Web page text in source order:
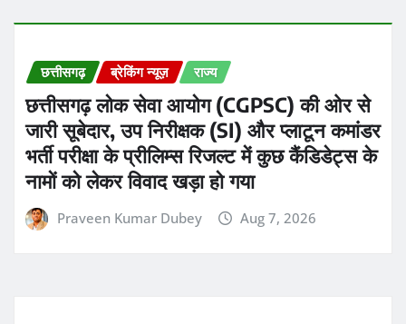
छत्तीसगढ़ ब्रेकिंग न्यूज़ राज्य
छत्तीसगढ़ लोक सेवा आयोग (CGPSC) की ओर से
जारी सूबेदार, उप निरीक्षक (SI) और प्लाटून कमांडर
भर्ती परीक्षा के प्रीलिम्स रिजल्ट में कुछ कैंडिडेट्स के
नामों को लेकर विवाद खड़ा हो गया
Praveen Kumar Dubey Aug 7, 2026